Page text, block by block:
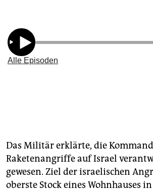
Das Militär erklärte, die
Raketenangriffe auf Israel
gewesen. Ziel der israelischen
oberste Stock eines Wohnhauses